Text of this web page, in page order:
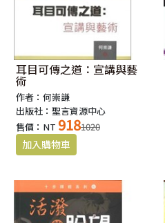
耳目可傳之道：宣講與藝
術
作者：何崇謙
出版社：聖言資源中心
售價：NT 9181020